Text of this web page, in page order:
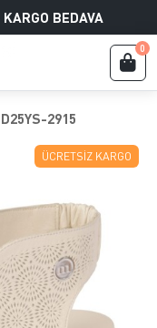
KARGO BEDAVA
0
D25YS-2915
ÜCRETSIZ KARGO